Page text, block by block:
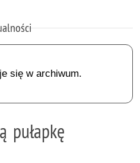
się w archiwum.
pułapkę